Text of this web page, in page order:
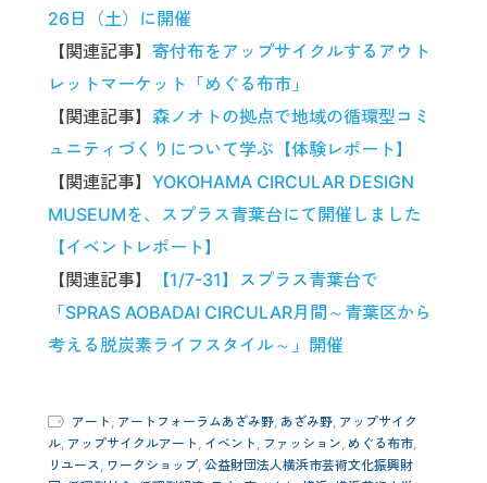
26日（土）に開催
【関連記事】 寄付布をアップサイクルするアウト
レットマーケット「めぐる布市」
【関連記事】 森ノオトの拠点で地域の循環型コミ
ュニティづくりについて学ぶ【体験レポート】
【関連記事】 YOKOHAMA CIRCULAR DESIGN
MUSEUMを、スプラス青葉台にて開催しました
【イベントレポート】
【関連記事】
【1/7-31】スプラス青葉台で
「SPRAS AOBADAI CIRCULAR月間～青葉区から
考える脱炭素ライフスタイル～」開催
アート アートフォーラムあざみ野 あざみ野 アップサイク
ル アップサイクルアート イベント ファッション めぐる布市
リユース ワークショップ 公益財団法人横浜市芸術文化振興財